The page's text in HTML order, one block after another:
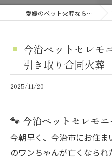
愛媛のペット火葬なら株式会社グリーンゴールド
今治ペットセレモ
引き取り合同火葬
2025/11/20
🐾 今治ペットセレモ
今朝早く、今治市にお住
のワンちゃんが亡くなら